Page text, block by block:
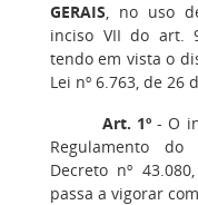
GERAIS, no uso
inciso VII do art.
tendo em vista o
Lei nº 6.763, de 26
Art. 1º - O
Regulamento do
Decreto nº
passa a vigorar